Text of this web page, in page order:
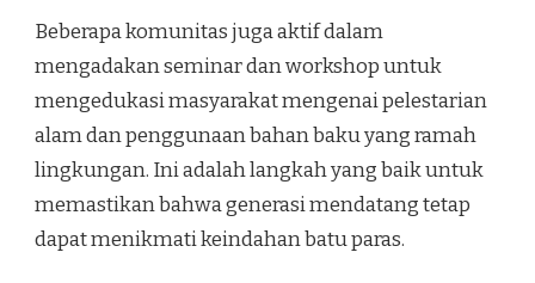
Beberapa komunitas juga aktif dalam
mengadakan seminar dan workshop untuk
mengedukasi masyarakat mengenai pelestarian
alam dan penggunaan bahan baku yang ramah
lingkungan. Ini adalah langkah yang baik untuk
memastikan bahwa generasi mendatang tetap
dapat menikmati keindahan batu paras.